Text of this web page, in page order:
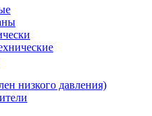
низкого давления)